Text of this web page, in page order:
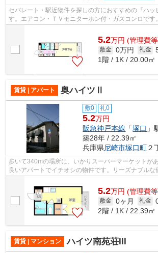
セパレート・駅近物件を探しの方におすすめの『ハ
す。エアコン・ＴＶモニターホン付・ガスコンロです
5.2万円 (管理費
敷金 0万円 礼金
1階 / 1K / 20.00㎡
賃貸 | アパート 奥ハイツⅡ
敷0 礼0
5.2万円
阪急神戸本線 「塚口 」
築28年 / 22.39㎡
兵庫県尼崎市塚口町２
歩いて340mの場所に、いかりスーパーマーケットが
良いアパートでイチオシの物件です。リーズナブルな
5.2万円 (管理費
敷金 0ヶ月 礼金
2階 / 1K / 22.39㎡
賃貸 | マンション ハイツ南苑荘III